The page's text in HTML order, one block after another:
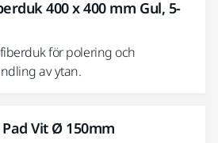
400 x 400 mm Gul, 5-
för polering och
av ytan.
Vit Ø 150mm